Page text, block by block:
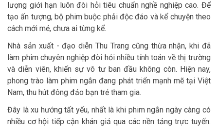
lượng giới hạn luôn đòi hỏi tiêu chuẩn nghề nghiệp cao. Để
tạo ấn tượng, bộ phim buộc phải độc đáo và kể chuyện theo
cách mới mẻ, chưa ai từng kể.
Nhà sản xuất - đạo diễn Thu Trang cũng thừa nhận, khi đã
làm phim chuyên nghiệp đòi hỏi nhiều tính toán về thị trường
và diễn viên, khiến sự vô tư ban đầu không còn. Hiện nay,
phong trào làm phim ngắn đang phát triển mạnh mẽ tại Việt
Nam, thu hút đông đảo bạn trẻ tham gia.
Đây là xu hướng tất yếu, nhất là khi phim ngắn ngày càng có
nhiều cơ hội tiếp cận khán giả qua các nền tảng trực tuyến.